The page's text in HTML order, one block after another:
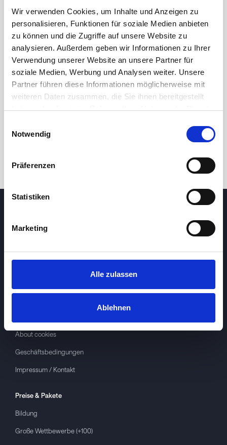
Wir verwenden Cookies, um Inhalte und Anzeigen zu
personalisieren, Funktionen für soziale Medien anbieten
zu können und die Zugriffe auf unsere Website zu
analysieren. Außerdem geben wir Informationen zu Ihrer
Verwendung unserer Website an unsere Partner für
soziale Medien, Werbung und Analysen weiter. Unsere
Partner führen diese Informationen möglicherweise mit
weiteren Daten zusammen, die Sie ihnen bereitgestellt
haben oder die sie im Rahmen Ihrer Nutzung der Dienste
Notwendig
Präferenzen
Statistiken
Marketing
Alle zulassen
Ablehnen
24 Std. 1M 3M 1J 5J
About cookies
Geschäftsbedingungen
Impressum / Kontakt
Preise & Pakete
Bildung
Große Wettbewerbe (+100)